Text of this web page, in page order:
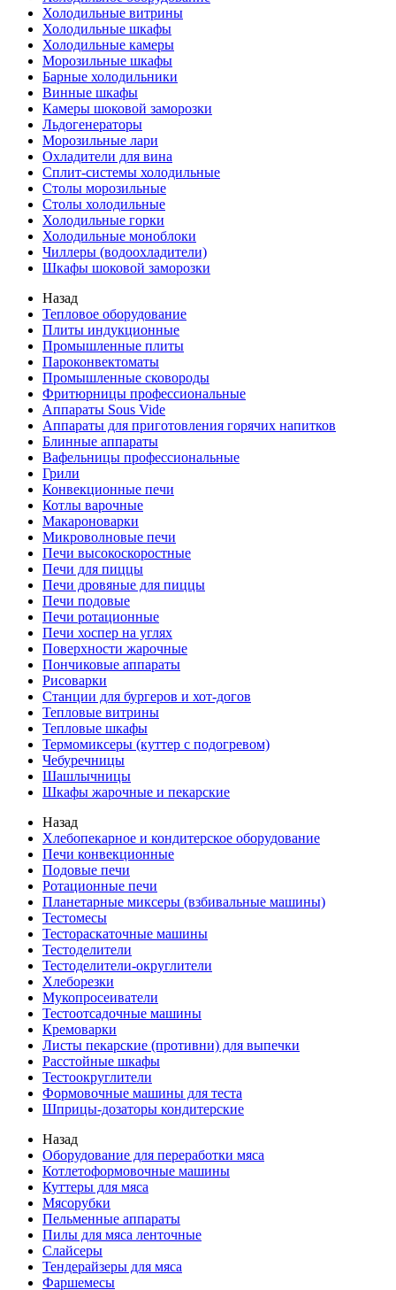
Холодильные витрины
Холодильные шкафы
Холодильные камеры
Морозильные шкафы
Барные холодильники
Винные шкафы
Камеры шоковой заморозки
Льдогенераторы
Морозильные лари
Охладители для вина
Сплит-системы холодильные
Столы морозильные
Столы холодильные
Холодильные горки
Холодильные моноблоки
Чиллеры (водоохладители)
Шкафы шоковой заморозки
Назад
Тепловое оборудование
Плиты индукционные
Промышленные плиты
Пароконвектоматы
Промышленные сковороды
Фритюрницы профессиональные
Аппараты Sous Vide
Аппараты для приготовления горячих напитков
Блинные аппараты
Вафельницы профессиональные
Грили
Конвекционные печи
Котлы варочные
Макароноварки
Микроволновые печи
Печи высокоскоростные
Печи для пиццы
Печи дровяные для пиццы
Печи подовые
Печи ротационные
Печи хоспер на углях
Поверхности жарочные
Пончиковые аппараты
Рисоварки
Станции для бургеров и хот-догов
Тепловые витрины
Тепловые шкафы
Термомиксеры (куттер с подогревом)
Чебуречницы
Шашлычницы
Шкафы жарочные и пекарские
Назад
Хлебопекарное и кондитерское оборудование
Печи конвекционные
Подовые печи
Ротационные печи
Планетарные миксеры (взбивальные машины)
Тестомесы
Тестораскаточные машины
Тестоделители
Тестоделители-округлители
Хлеборезки
Мукопросеиватели
Тестоотсадочные машины
Кремоварки
Листы пекарские (противни) для выпечки
Расстойные шкафы
Тестоокруглители
Формовочные машины для теста
Шприцы-дозаторы кондитерские
Назад
Оборудование для переработки мяса
Котлетоформовочные машины
Куттеры для мяса
Мясорубки
Пельменные аппараты
Пилы для мяса ленточные
Слайсеры
Тендерайзеры для мяса
Фаршемесы